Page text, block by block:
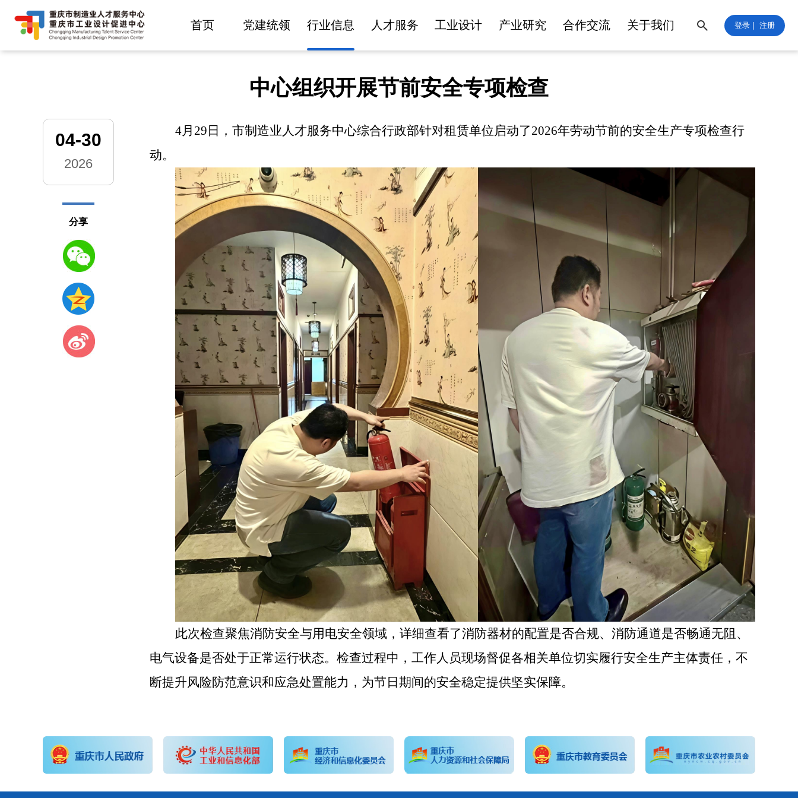
首页 党建统领 行业信息 人才服务 工业设计 产业研究 合作交流 关于我们 登录 | 注册
中心组织开展节前安全专项检查
04-30
2026
分享
4月 29 日，市制造业人才服务中心综合行政部针对租赁单位启动了2026年劳动节前的安全生产专项检查行
动。
此次检查聚焦消防安全与用电安全领域，详细查看了消防器材的配置是否合规、消防通道是否畅通无阻、
电气设备是否处于正常运行状态。检查过程中，工作人员现场督促各相关单位切实履行安全生产主体责任，不
断提升风险防范意识和应急处置能力，为节日期间的安全稳定提供坚实保障。